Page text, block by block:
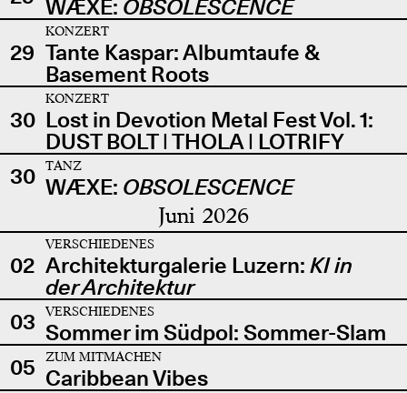
WÆXE: OBSOLESCENCE
29
KONZERT
Tante Kaspar: Albumtaufe &
Basement Roots
30
KONZERT
Lost in Devotion Metal Fest Vol. 1:
DUST BOLT | THOLA | LOTRIFY
30
TANZ
WÆXE: OBSOLESCENCE
Juni 2026
02
VERSCHIEDENES
Architekturgalerie Luzern: KI in
der Architektur
03
VERSCHIEDENES
Sommer im Südpol: Sommer-Slam
05
ZUM MITMACHEN
Caribbean Vibes